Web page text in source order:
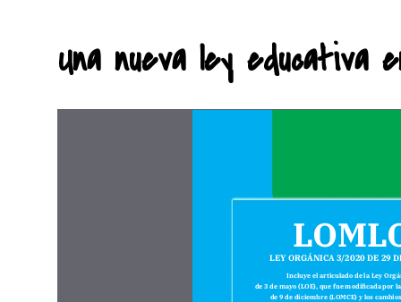
Una nueva ley educativa